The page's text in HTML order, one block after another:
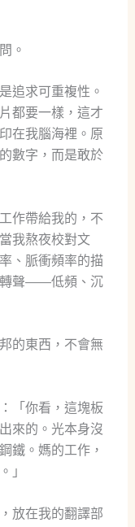
。
追求可重複性。
都要一樣，這才
在我腦海裡。原
數字，而是敢於
作帶給我的，不
我熬夜校對文
、脈衝頻率的描
轉聲——低頻、沉
的東西，不會無
「你看，這塊板
來的。光本身沒
鐵。媽的工作，
」
放在我的翻譯部